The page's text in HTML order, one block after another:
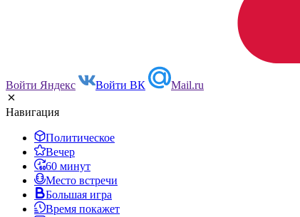
Войти Яндекс Войти ВК Mail.ru
Навигация
Политическое
Вечер
60 минут
Место встречи
Большая игра
Время покажет